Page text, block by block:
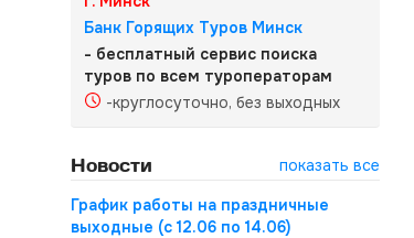
Банк Горящих Туров Минск
- бесплатный сервис поиска
туров по всем туроператорам
-круглосуточно, без выходных
Новости
показать все
График работы на праздничные
выходные (с 12.06 по 14.06)